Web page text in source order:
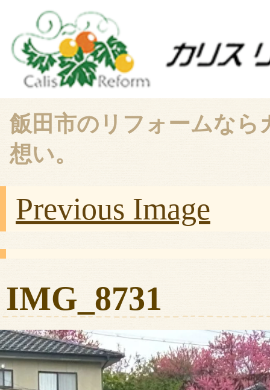
飯田市のリフォームな
想い。
Previous Image
IMG_8731